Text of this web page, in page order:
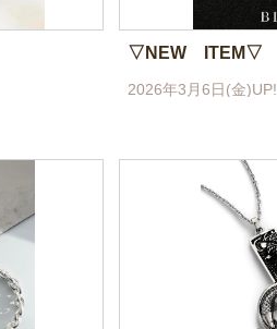
▽NEW ITEM▽
2026年3月6日(金)UP!